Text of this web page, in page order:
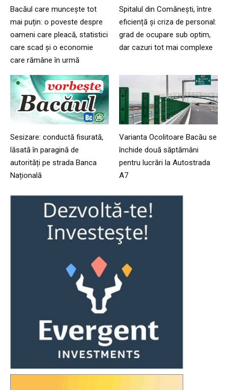
Bacăul care muncește tot
mai puțin: o poveste despre
oameni care pleacă, statistici
care scad și o economie
care rămâne în urmă
Spitalul din Comănești, între
eficiență și criza de personal:
grad de ocupare sub optim,
dar cazuri tot mai complexe
Sesizare: conductă fisurată,
lăsată în paragină de
autorități pe strada Banca
Națională
Varianta Ocolitoare Bacău se
închide două săptămâni
pentru lucrări la Autostrada
A7